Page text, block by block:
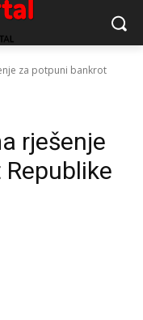
za potpuni bankrot
rješenje